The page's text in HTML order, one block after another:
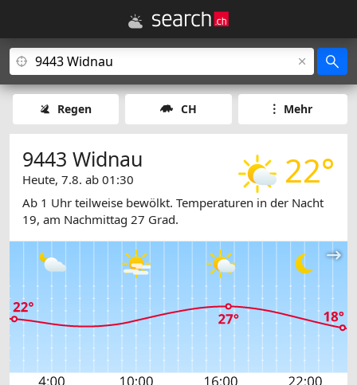
Regen CH Mehr
22°
9443 Widnau
Heute, 7.8. ab 01:30
Ab 1 Uhr teilweise bewölkt. Temperaturen in der Nacht
19, am Nachmittag 27 Grad.